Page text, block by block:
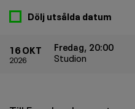
Dölj utsålda datum
16 OKT
2026
Fredag, 20:00
Studion